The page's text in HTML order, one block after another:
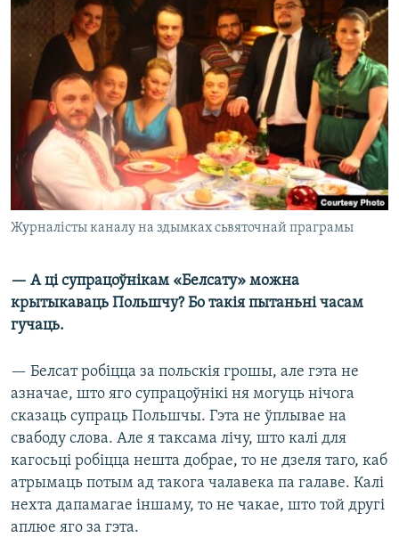
Журналісты каналу на здымках сьвяточнай праграмы
— А ці супрацоўнікам «Белсату» можна
крытыкаваць Польшчу? Бо такія пытаньні часам
гучаць.
— Белсат робіцца за польскія грошы, але гэта не
азначае, што яго супрацоўнікі ня могуць нічога
сказаць супраць Польшчы. Гэта не ўплывае на
свабоду слова. Але я таксама лічу, што калі для
кагосьці робіцца нешта добрае, то не дзеля таго, каб
атрымаць потым ад такога чалавека па галаве. Калі
нехта дапамагае іншаму, то не чакае, што той другі
аплюе яго за гэта.